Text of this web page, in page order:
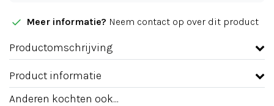
Meer informatie? Neem contact op over dit product
Productomschrijving
Product informatie
Anderen kochten ook...